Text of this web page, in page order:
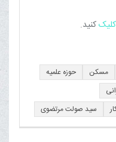
کلیککنید.
مسکن
حوزه علمیه
سید صولت مرتضوی